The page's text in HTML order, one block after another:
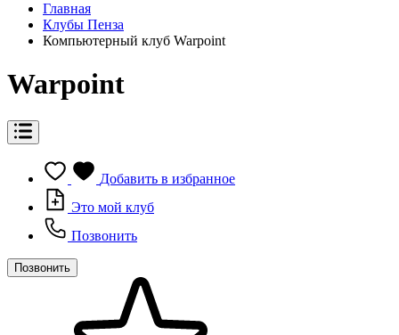
Главная
Клубы Пенза
Компьютерный клуб Warpoint
Warpoint
Добавить в избранное
Это мой клуб
Позвонить
Позвонить